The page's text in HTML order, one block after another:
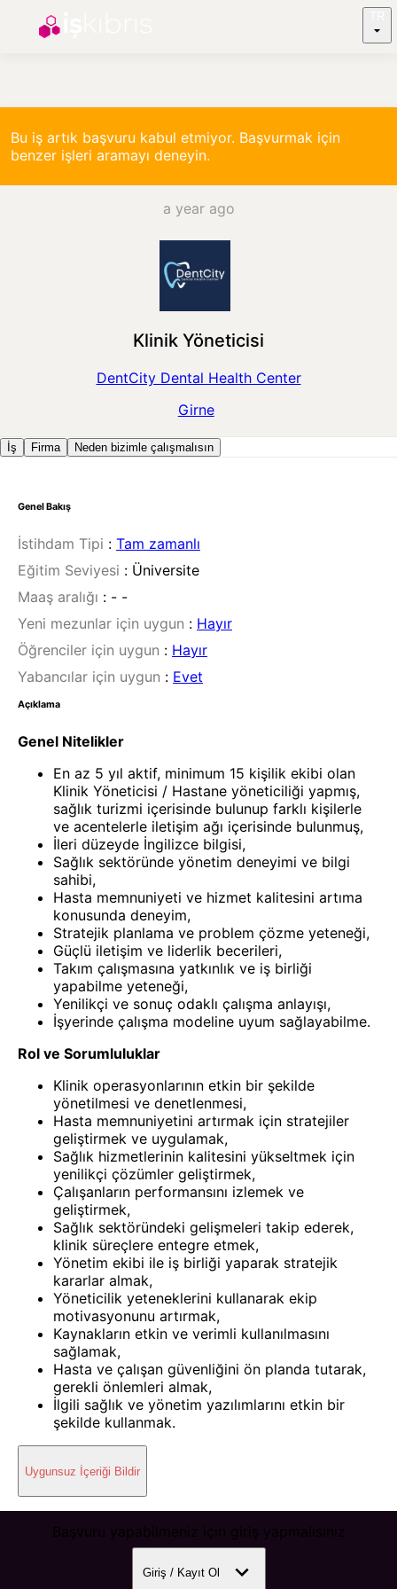
Giriş / Kayıt Ol
Bu iş artık başvuru kabul etmiyor. Başvurmak için
benzer işleri aramayı deneyin.
a year ago
Klinik Yöneticisi
DentCity Dental Health Center
Girne
İş Firma Neden bizimle çalışmalısın
Genel Bakış
İstihdam Tipi : Tam zamanlı
Eğitim Seviyesi : Üniversite
Maaş aralığı : - -
Yeni mezunlar için uygun : Hayır
Öğrenciler için uygun : Hayır
Yabancılar için uygun : Evet
Açıklama
Genel Nitelikler
En az 5 yıl aktif, minimum 15 kişilik ekibi olan
Klinik Yöneticisi / Hastane yöneticiliği yapmış,
sağlık turizmi içerisinde bulunup farklı kişilerle
ve acentelerle iletişim ağı içerisinde bulunmuş,
İleri düzeyde İngilizce bilgisi,
Sağlık sektöründe yönetim deneyimi ve bilgi
sahibi,
Hasta memnuniyeti ve hizmet kalitesini artıma
konusunda deneyim,
Stratejik planlama ve problem çözme yeteneği,
Güçlü iletişim ve liderlik becerileri,
Takım çalışmasına yatkınlık ve iş birliği
yapabilme yeteneği,
Yenilikçi ve sonuç odaklı çalışma anlayışı,
İşyerinde çalışma modeline uyum sağlayabilme.
Rol ve Sorumluluklar
Klinik operasyonlarının etkin bir şekilde
yönetilmesi ve denetlenmesi,
Hasta memnuniyetini artırmak için stratejiler
geliştirmek ve uygulamak,
Sağlık hizmetlerinin kalitesini yükseltmek için
yenilikçi çözümler geliştirmek,
Çalışanların performansını izlemek ve
geliştirmek,
Sağlık sektöründeki gelişmeleri takip ederek,
klinik süreçlere entegre etmek,
Yönetim ekibi ile iş birliği yaparak stratejik
kararlar almak,
Yöneticilik yeteneklerini kullanarak ekip
motivasyonunu artırmak,
Kaynakların etkin ve verimli kullanılmasını
sağlamak,
Hasta ve çalışan güvenliğini ön planda tutarak,
gerekli önlemleri almak,
İlgili sağlık ve yönetim yazılımlarını etkin bir
şekilde kullanmak.
Uygunsuz İçeriği Bildir